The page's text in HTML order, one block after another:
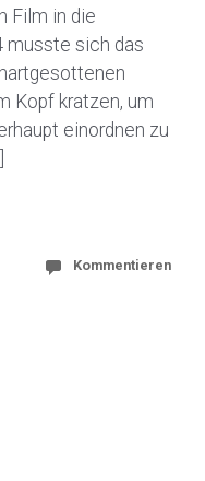
Film in die
musste sich das
Kopf kratzen, um
einordnen zu
Kommentieren